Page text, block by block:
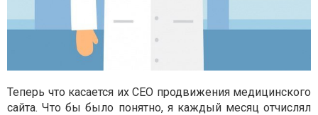
Теперь что касается их СЕО продвижения медицинского
сайта. Что бы было понятно, я каждый месяц отчислял